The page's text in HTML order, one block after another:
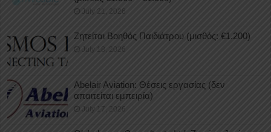
July 21, 2026
Ζητείται Βοηθός Παιδιάτρου (μισθός: €1.200)
July 18, 2026
Abelair Aviation: Θέσεις εργασίας (δεν
απαιτείται εμπειρία)
July 17, 2026